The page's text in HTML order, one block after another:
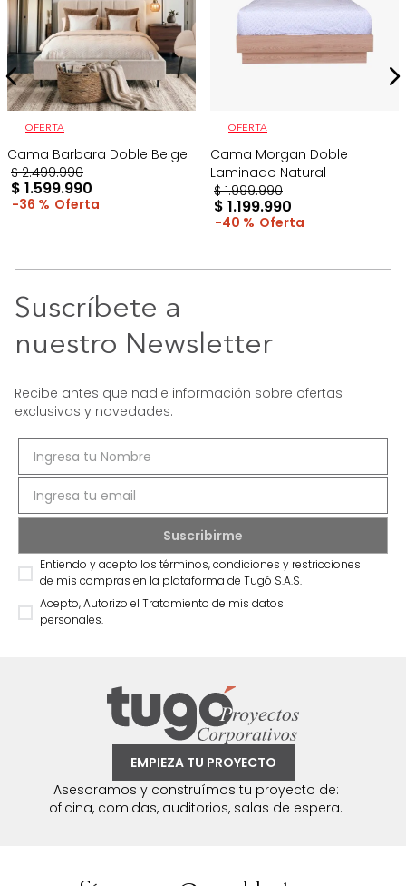
OFERTA
Cama Barbara Doble Beige
$ 2.499.990
$ 1.599.990
36 %
OFERTA
Cama Morgan Doble
Laminado Natural
$ 1.999.990
$ 1.199.990
40 %
Suscríbete a
nuestro Newsletter
Recibe antes que nadie información sobre ofertas
exclusivas y novedades.
Entiendo y acepto los términos, condiciones y restricciones
de mis compras en la plataforma de Tugó S.A.S.
Acepto, Autorizo el Tratamiento de mis datos
personales.
EMPIEZA TU PROYECTO
Asesoramos y construímos tu proyecto de:
oficina, comidas, auditorios, salas de espera.